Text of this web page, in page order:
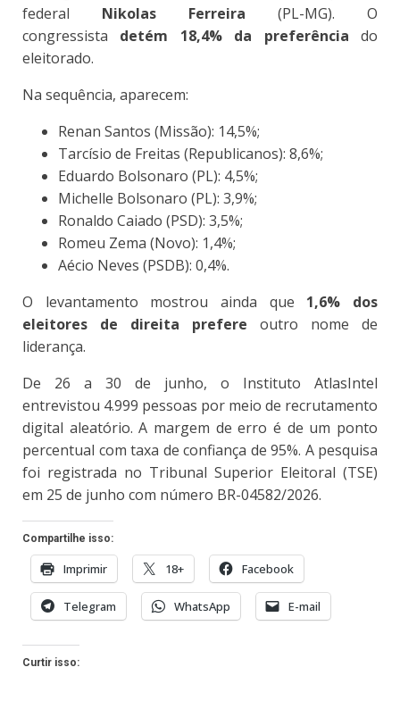
federal Nikolas Ferreira (PL-MG). O
congressista detém 18,4% da preferência do
eleitorado.
Na sequência, aparecem:
Renan Santos (Missão): 14,5%;
Tarcísio de Freitas (Republicanos): 8,6%;
Eduardo Bolsonaro (PL): 4,5%;
Michelle Bolsonaro (PL): 3,9%;
Ronaldo Caiado (PSD): 3,5%;
Romeu Zema (Novo): 1,4%;
Aécio Neves (PSDB): 0,4%.
O levantamento mostrou ainda que 1,6% dos
eleitores de direita prefere outro nome de
liderança.
De 26 a 30 de junho, o Instituto AtlasIntel
entrevistou 4.999 pessoas por meio de recrutamento
digital aleatório. A margem de erro é de um ponto
percentual com taxa de confiança de 95%. A pesquisa
foi registrada no Tribunal Superior Eleitoral (TSE)
em 25 de junho com número BR-04582/2026.
Compartilhe isso:
Imprimir 18+ Facebook
Telegram WhatsApp E-mail
Curtir isso: